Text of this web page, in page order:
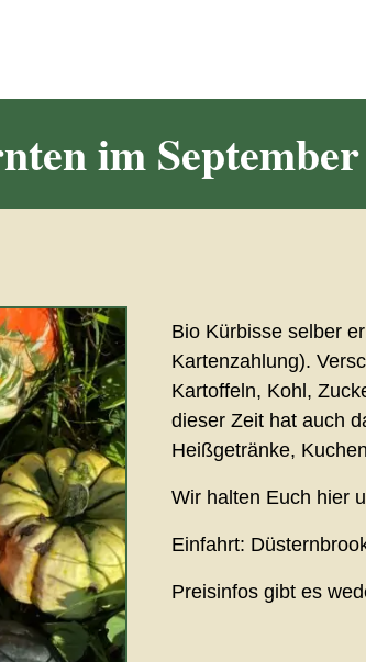
im
Bio Kürbisse selber
Kartenzahlung).
Kartoffeln, Kohl,
dieser Zeit hat auch
Heißgetränke,
Wir halten Euch hier
Einfahrt:
Preisinfos gibt es